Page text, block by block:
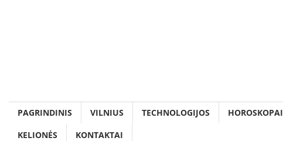
PAGRINDINIS VILNIUS TECHNOLOGIJOS HOROSKOPAI
KELIONĖS
KONTAKTAI